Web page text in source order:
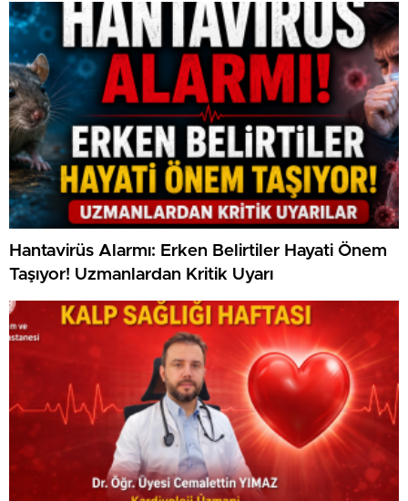
Hantavirüs Alarmı: Erken Belirtiler Hayati Önem
Taşıyor! Uzmanlardan Kritik Uyarı